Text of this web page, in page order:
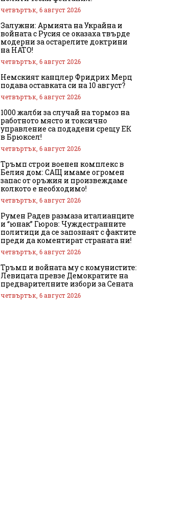
четвъртък, 6 август 2026
Залужни: Армията на Украйна и
войната с Русия се оказаха твърде
модерни за остарелите доктрини
на НАТО!
четвъртък, 6 август 2026
Немският канцлер Фридрих Мерц
подава оставката си на 10 август?
четвъртък, 6 август 2026
1000 жалби за случай на тормоз на
работното място и токсично
управление са подадени срещу ЕК
в Брюксел!
четвъртък, 6 август 2026
Тръмп строи военен комплекс в
Белия дом: САЩ имаме огромен
запас от оръжия и произвеждаме
колкото е необходимо!
четвъртък, 6 август 2026
Румен Радев размаза италианците
и “юнак” Гюров: Чуждестранните
политици да се запознаят с фактите
преди да коментират страната ни!
четвъртък, 6 август 2026
Тръмп и войната му с комунистите:
Левицата превзе Демократите на
предварителните избори за Сената
четвъртък, 6 август 2026